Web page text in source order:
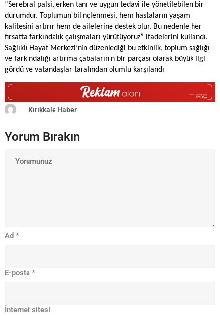
“Serebral palsi, erken tanı ve uygun tedavi ile yönetilebilen bir
durumdur. Toplumun bilinçlenmesi, hem hastaların yaşam
kalitesini artırır hem de ailelerine destek olur. Bu nedenle her
fırsatta farkındalık çalışmaları yürütüyoruz” ifadelerini kullandı.
Sağlıklı Hayat Merkezi’nin düzenlediği bu etkinlik, toplum sağlığı
ve farkındalığı artırma çabalarının bir parçası olarak büyük ilgi
gördü ve vatandaşlar tarafından olumlu karşılandı.
Kırıkkale Haber
Yorum Bırakın
Ad *
E-posta *
İnternet sitesi